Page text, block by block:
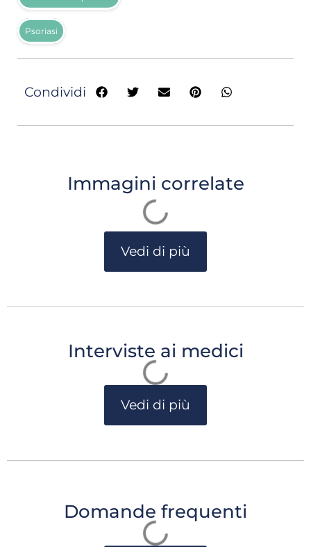
Psoriasi
Condividi
Immagini correlate
Vedi di più
Interviste ai medici
Vedi di più
Domande frequenti